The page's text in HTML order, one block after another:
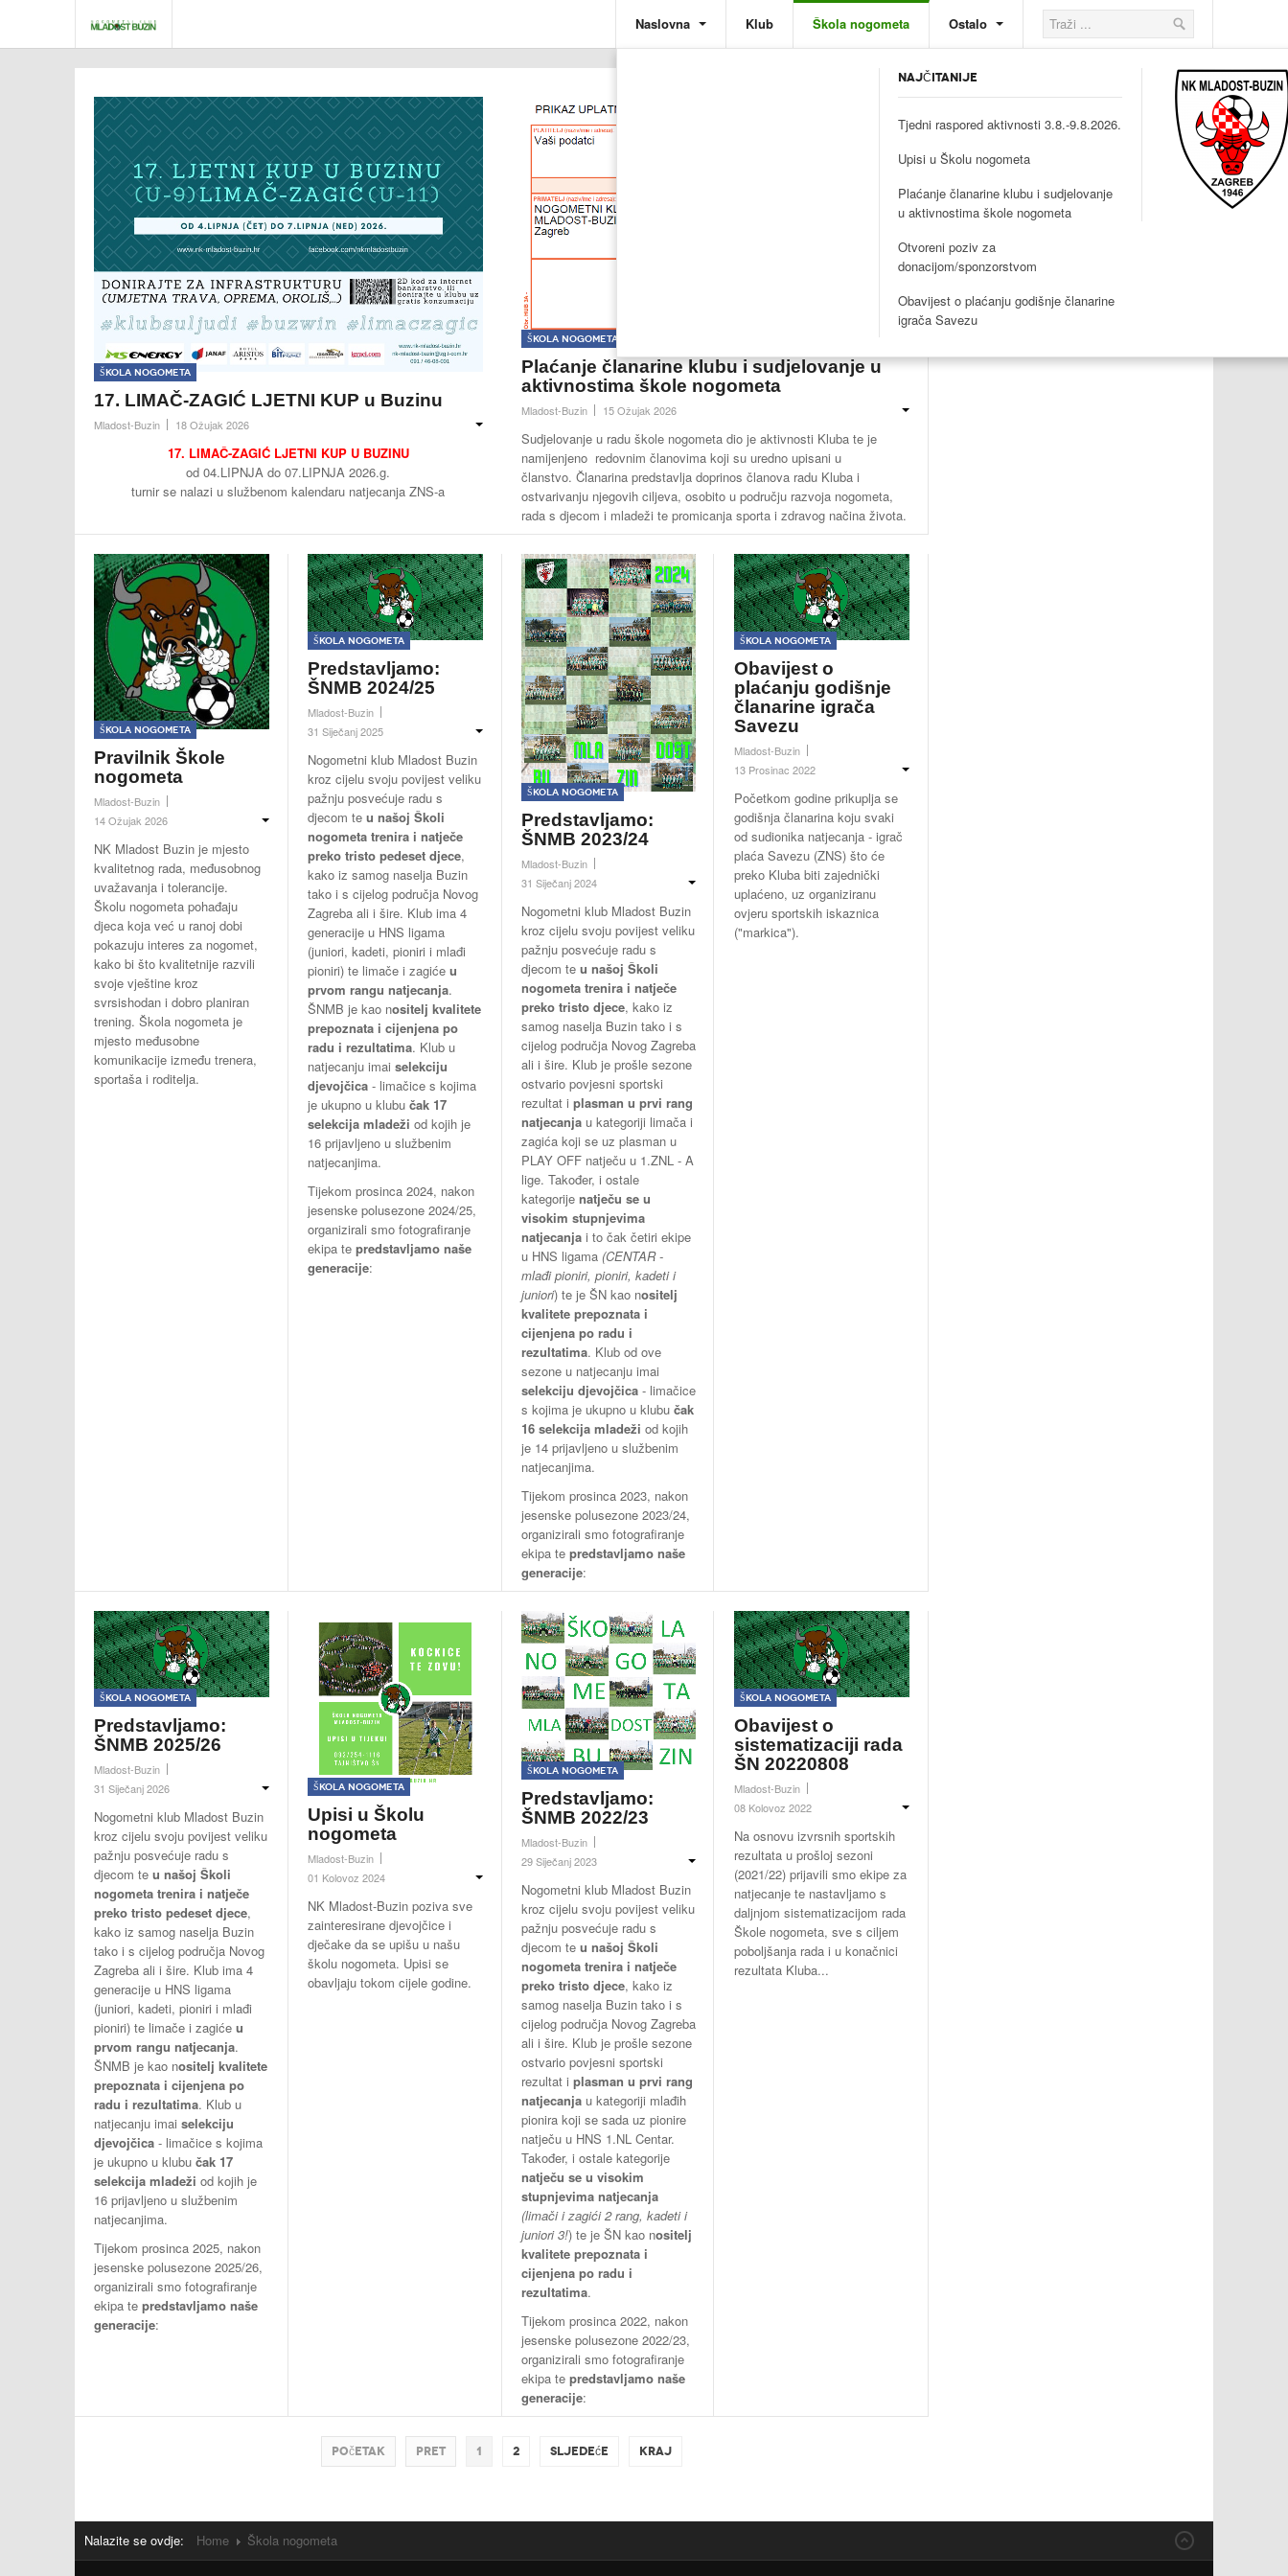
Naslovna
NAJČITANIJE
Tjedni raspored aktivnosti 3.8.-9.8.2026.
Upisi u Školu nogometa
Plaćanje članarine klubu i sudjelovanje
u aktivnostima škole nogometa
Otvoreni poziv za
donacijom/sponzorstvom
Obavijest o plaćanju godišnje članarine
igrača Savezu
Klub Škola nogometa Ostalo
Škola nogometa
17. LIMAČ-ZAGIĆ LJETNI KUP u Buzinu
Mladost-Buzin 18 Ožujak 2026
17. LIMAČ-ZAGIĆ LJETNI KUP U BUZINU
od 04.LIPNJA do 07.LIPNJA 2026.g.
turnir se nalazi u službenom kalendaru natjecanja ZNS-a
Škola nogometa
Plaćanje članarine klubu i sudjelovanje u
aktivnostima škole nogometa
Mladost-Buzin 15 Ožujak 2026
Sudjelovanje u radu škole nogometa dio je aktivnosti Kluba te je
namijenjeno redovnim članovima koji su uredno upisani u
članstvo. Članarina predstavlja doprinos članova radu Kluba i
ostvarivanju njegovih ciljeva, osobito u području razvoja nogometa,
rada s djecom i mladeži te promicanja sporta i zdravog načina života.
Škola nogometa
Pravilnik Škole
nogometa
Mladost-Buzin
14 Ožujak 2026
NK Mladost Buzin je mjesto
kvalitetnog rada, međusobnog
uvažavanja i tolerancije.
Školu nogometa pohađaju
djeca koja već u ranoj dobi
pokazuju interes za nogomet,
kako bi što kvalitetnije razvili
svoje vještine kroz
svrsishodan i dobro planiran
trening. Škola nogometa je
mjesto međusobne
komunikacije između trenera,
sportaša i roditelja.
Škola nogometa
Predstavljamo:
ŠNMB 2024/25
Mladost-Buzin
31 Siječanj 2025
Nogometni klub Mladost Buzin
kroz cijelu svoju povijest veliku
pažnju posvećuje radu s
djecom te u našoj Školi
nogometa trenira i natječe
preko tristo pedeset djece,
kako iz samog naselja Buzin
tako i s cijelog područja Novog
Zagreba ali i šire. Klub ima 4
generacije u HNS ligama
(juniori, kadeti, pioniri i mlađi
pioniri) te limače i zagićeu
prvom rangu natjecanja.
ŠNMB je kao nositelj kvalitete
prepoznata i cijenjena po
radu i rezultatima. Klub u
natjecanju imai selekciju
djevojčica- limačice s kojima
je ukupno u klubu čak 17
selekcija mladeži od kojih je
16 prijavljeno u službenim
natjecanjima.
Tijekom prosinca 2024, nakon
jesenske polusezone 2024/25,
organizirali smo fotografiranje
ekipa te predstavljamo naše
generacije:
Škola nogometa
Predstavljamo:
ŠNMB 2023/24
Mladost-Buzin
31 Siječanj 2024
Nogometni klub Mladost Buzin
kroz cijelu svoju povijest veliku
pažnju posvećuje radu s
djecom te u našoj Školi
nogometa trenira i natječe
preko tristo djece, kako iz
samog naselja Buzin tako i s
cijelog područja Novog Zagreba
ali i šire. Klub je prošle sezone
ostvario povjesni sportski
rezultat i plasman u prvi rang
natjecanjau kategoriji limača i
zagića koji se uz plasman u
PLAY OFF natječu u 1.ZNL - A
lige. Također, i ostale
kategorije natječu se u
visokim stupnjevima
natjecanjai to čak četiri ekipe
u HNS ligama(CENTAR -
mlađi pioniri, pioniri, kadeti i
juniori) te je ŠN kao nositelj
kvalitete prepoznata i
cijenjena po radu i
rezultatima. Klub od ove
sezone u natjecanju imai
selekciju djevojčica- limačice
s kojima je ukupno u klubu čak
16 selekcija mladeži od kojih
je 14 prijavljeno u službenim
natjecanjima.
Tijekom prosinca 2023, nakon
jesenske polusezone 2023/24,
organizirali smo fotografiranje
ekipa te predstavljamo naše
generacije:
Škola nogometa
Obavijest o
plaćanju godišnje
članarine igrača
Savezu
Mladost-Buzin
13 Prosinac 2022
Početkom godine prikuplja se
godišnja članarina koju svaki
od sudionika natjecanja - igrač
plaća Savezu (ZNS) što će
preko Kluba biti zajednički
uplaćeno, uz organiziranu
ovjeru sportskih iskaznica
("markica").
Škola nogometa
Predstavljamo:
ŠNMB 2025/26
Mladost-Buzin
31 Siječanj 2026
Nogometni klub Mladost Buzin
kroz cijelu svoju povijest veliku
pažnju posvećuje radu s
djecom te u našoj Školi
nogometa trenira i natječe
preko tristo pedeset djece,
kako iz samog naselja Buzin
tako i s cijelog područja Novog
Zagreba ali i šire. Klub ima 4
generacije u HNS ligama
(juniori, kadeti, pioniri i mlađi
pioniri) te limače i zagiće u
prvom rangu natjecanja.
ŠNMB je kao nositelj kvalitete
prepoznata i cijenjena po
radu i rezultatima. Klub u
natjecanju imai selekciju
djevojčica - limačice s kojima
je ukupno u klubu čak 17
selekcija mladeži od kojih je
16 prijavljeno u službenim
natjecanjima.
Tijekom prosinca 2025, nakon
jesenske polusezone 2025/26,
organizirali smo fotografiranje
ekipa te predstavljamo naše
generacije:
Škola nogometa
Upisi u Školu
nogometa
Mladost-Buzin
01 Kolovoz 2024
NK Mladost-Buzin poziva sve
zainteresirane djevojčice i
dječake da se upišu u našu
školu nogometa. Upisi se
obavljaju tokom cijele godine.
Škola nogometa
Predstavljamo:
ŠNMB 2022/23
Mladost-Buzin
29 Siječanj 2023
Nogometni klub Mladost Buzin
kroz cijelu svoju povijest veliku
pažnju posvećuje radu s
djecom te u našoj Školi
nogometa trenira i natječe
preko tristo djece, kako iz
samog naselja Buzin tako i s
cijelog područja Novog Zagreba
ali i šire. Klub je prošle sezone
ostvario povjesni sportski
rezultat i plasman u prvi rang
natjecanjau kategoriji mlađih
pionira koji se sada uz pionire
natječu u HNS 1.NL Centar.
Također, i ostale kategorije
natječu se u visokim
stupnjevima natjecanja
(limači i zagići 2 rang, kadeti i
juniori 3!) te je ŠN kao nositelj
kvalitete prepoznata i
cijenjena po radu i
rezultatima.
Tijekom prosinca 2022, nakon
jesenske polusezone 2022/23,
organizirali smo fotografiranje
ekipa te predstavljamo naše
generacije:
Škola nogometa
Obavijest o
sistematizaciji rada
ŠN 20220808
Mladost-Buzin
08 Kolovoz 2022
Na osnovu izvrsnih sportskih
rezultata u prošloj sezoni
(2021/22) prijavili smo ekipe za
natjecanje te nastavljamo s
daljnjom sistematizacijom rada
Škole nogometa, sve s ciljem
poboljšanja rada i u konačnici
rezultata Kluba...
Početak Pret 1 2 Sljedeće Kraj
Nalazite se ovdje: Home Škola nogometa